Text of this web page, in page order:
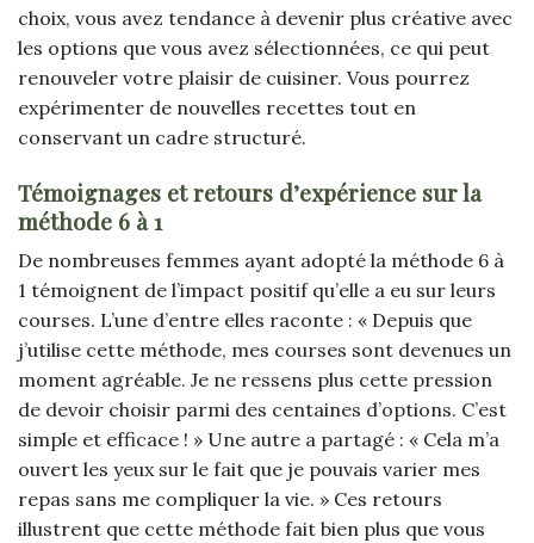
choix, vous avez tendance à devenir plus créative avec
les options que vous avez sélectionnées, ce qui peut
renouveler votre plaisir de cuisiner. Vous pourrez
expérimenter de nouvelles recettes tout en
conservant un cadre structuré.
Témoignages et retours d’expérience sur la
méthode 6 à 1
De nombreuses femmes ayant adopté la méthode 6 à
1 témoignent de l’impact positif qu’elle a eu sur leurs
courses. L’une d’entre elles raconte : « Depuis que
j’utilise cette méthode, mes courses sont devenues un
moment agréable. Je ne ressens plus cette pression
de devoir choisir parmi des centaines d’options. C’est
simple et efficace ! » Une autre a partagé : « Cela m’a
ouvert les yeux sur le fait que je pouvais varier mes
repas sans me compliquer la vie. » Ces retours
illustrent que cette méthode fait bien plus que vous